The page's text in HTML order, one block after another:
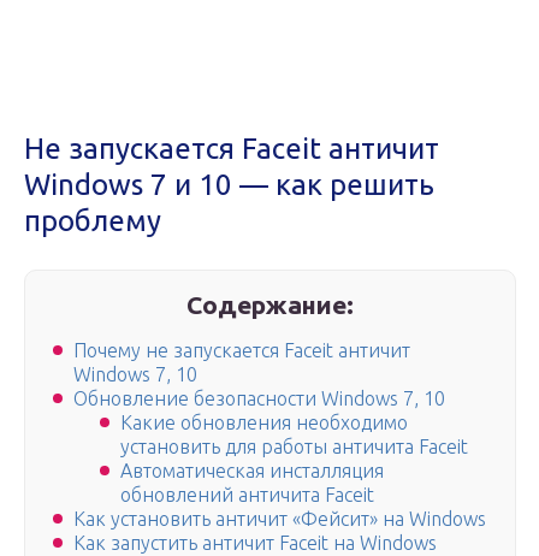
Не запускается Faceit античит
Windows 7 и 10 — как решить
проблему
Содержание:
Почему не запускается Faceit античит
Windows 7, 10
Обновление безопасности Windows 7, 10
Какие обновления необходимо
установить для работы античита Faceit
Автоматическая инсталляция
обновлений античита Faceit
Как установить античит «Фейсит» на Windows
Как запустить античит Faceit на Windows